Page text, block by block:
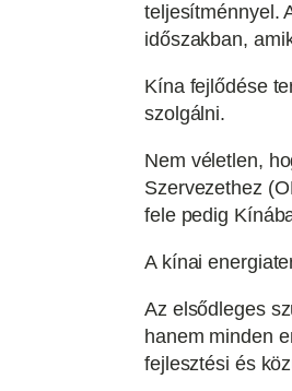
teljesítménnyel.
időszakban,
Kína fejlődése
szolgálni.
Nem véletlen,
Szervezethez
fele pedig
A kínai
Az elsődleges
hanem minden
fejlesztési és